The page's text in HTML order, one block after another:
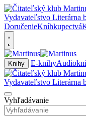
DoručenieKníhkupectvá
Knihy E-knihy
Vyhľadávanie